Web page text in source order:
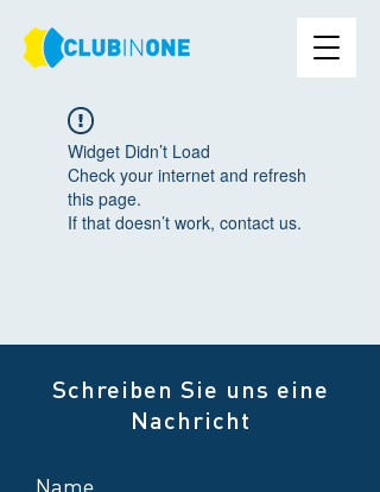
Widget Didn’t Load
Check your internet and refresh
this page.
If that doesn’t work, contact us.
Schreiben Sie uns eine
Nachricht
Name